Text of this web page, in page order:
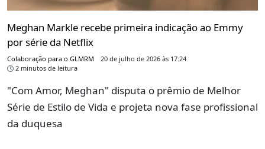
Meghan Markle recebe primeira indicação ao Emmy
por série da Netflix
Colaboração para o GLMRM
20 de julho de 2026 às 17:24
2 minutos de leitura
"Com Amor, Meghan" disputa o prêmio de Melhor
Série de Estilo de Vida e projeta nova fase profissional
da duquesa